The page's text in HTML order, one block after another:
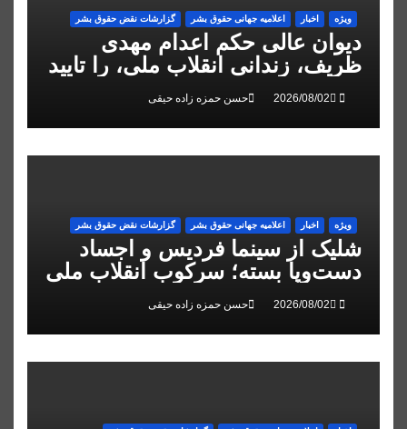
ویژه اخبار اعلاميه جهانی حقوق بشر گزارشات نقض حقوق بشر
دیوان عالی حکم اعدام مهدی
ظریف، زندانی انقلاب ملی، را تایید
کرد
حسن حمزه زاده حیقی
ویژه اخبار اعلاميه جهانی حقوق بشر گزارشات نقض حقوق بشر
شلیک از سینما فردیس و اجساد
دست‌وپا بسته؛ سرکوب انقلاب ملی
در البرز
حسن حمزه زاده حیقی